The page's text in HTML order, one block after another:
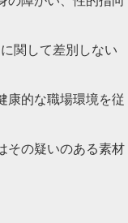
関して差別しない
的な職場環境を従
の疑いのある素材